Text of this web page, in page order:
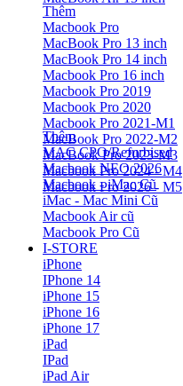
Thêm
Macbook Pro
MacBook Pro 13 inch
MacBook Pro 14 inch
Macbook Pro 16 inch
Macbook Pro 2019
Macbook Pro 2020
Macbook Pro 2021-M1
MacBook Pro 2022-M2
MacBook Pro 2023-M3
Macbook Pro 2024 - M4
Macbook Pro 2026 - M5
Thêm
MAC CPO/Refurbised
Macbook NEO 2026
Macbook - iMac Cũ
iMac - Mac Mini Cũ
Macbook Air cũ
Macbook Pro Cũ
I-STORE
iPhone
IPhone 14
iPhone 15
iPhone 16
iPhone 17
iPad
IPad
iPad Air